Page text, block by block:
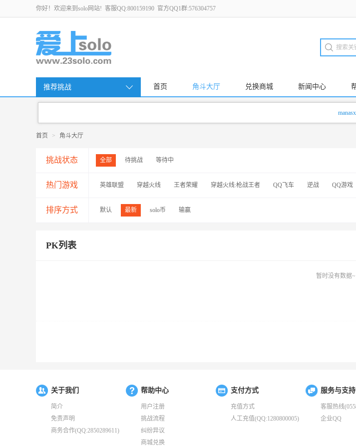
你好！欢迎来到solo网站! 客服QQ:800159190 官方QQ1群:576304757
推荐挑战 首页 角斗大厅 兑换商城 新闻中心
首页 > 角斗大厅
挑战状态 全部 待挑战 等待中
热门游戏 英雄联盟 穿越火线 王者荣耀 穿越火线:枪战王者 QQ飞车 逆战 QQ游戏
排序方式 默认 最新 solo币 输赢
PK列表
暂时没有数据~
关于我们
简介
免责声明
商务合作(QQ:2850289611)
帮助中心
用户注册
挑战流程
纠纷异议
商城兑换
支付方式
充值方式
人工充值(QQ:1280800005)
服务与支持
客服热线
企业QQ